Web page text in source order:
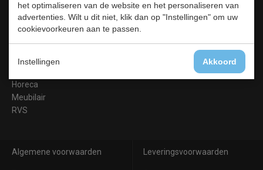
het optimaliseren van de website en het personaliseren van
advertenties. Wilt u dit niet, klik dan op "Instellingen" om uw
cookievoorkeuren aan te passen.
Instellingen Akkoord
Koksbenodigdheden
Warmhouden
Bar & Koffie
Buffet & tafel
Kleding
Horeca
Meubilair
RVS
Algemene voorwaarden Leveringsvoorwaarden